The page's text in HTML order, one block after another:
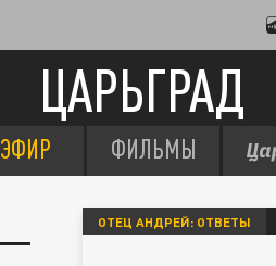
ЦАРЬГРАД
ЭФИР ФИЛЬМЫ
ОТЕЦ АНДРЕЙ: ОТВЕТЫ